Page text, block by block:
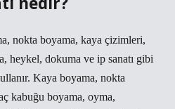
nokta boyama, kaya çizimleri,
heykel, dokuma ve ip sanatı gibi
Kaya boyama, nokta
kabuğu boyama, oyma,